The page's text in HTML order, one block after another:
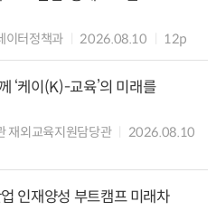
이터정책과 2026.08.10 12p
‘케이(K)-교육’의 미래를
재외교육지원담당관
2026.08.10
인재양성 부트캠프 미래차